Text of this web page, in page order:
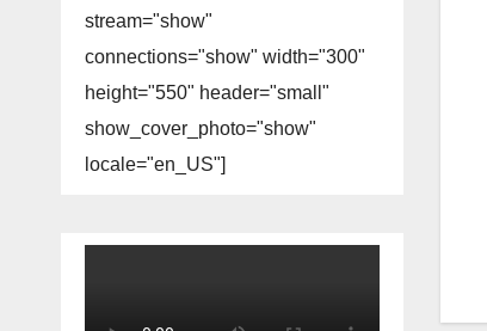
stream="show"
connections="show" width="300"
height="550" header="small"
show_cover_photo="show"
locale="en_US"]